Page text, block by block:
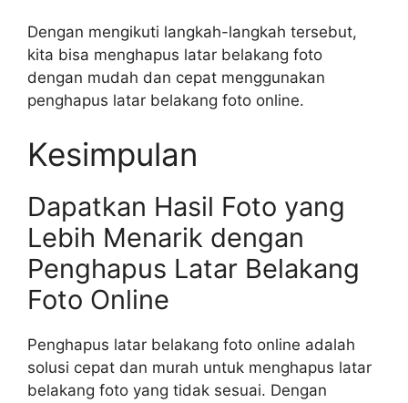
Dengan mengikuti langkah-langkah tersebut,
kita bisa menghapus latar belakang foto
dengan mudah dan cepat menggunakan
penghapus latar belakang foto online.
Kesimpulan
Dapatkan Hasil Foto yang
Lebih Menarik dengan
Penghapus Latar Belakang
Foto Online
Penghapus latar belakang foto online adalah
solusi cepat dan murah untuk menghapus latar
belakang foto yang tidak sesuai. Dengan